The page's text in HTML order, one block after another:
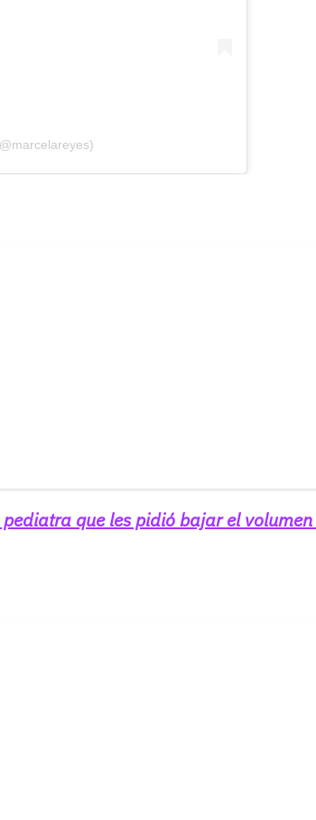
que les pidió bajar el